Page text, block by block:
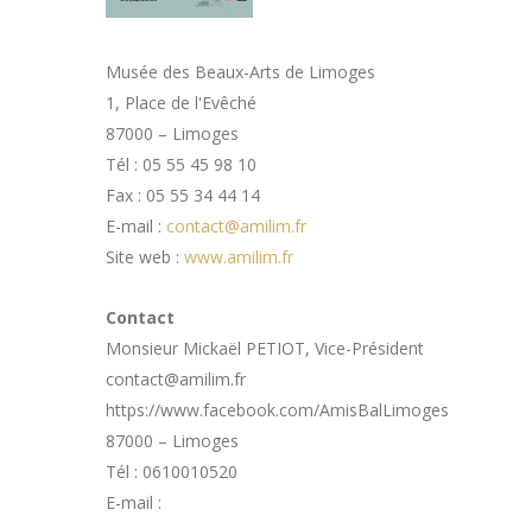
Musée des Beaux-Arts de Limoges
1, Place de l'Evêché
87000 – Limoges
Tél : 05 55 45 98 10
Fax : 05 55 34 44 14
E-mail : contact@amilim.fr
Site web : www.amilim.fr
Contact
Monsieur Mickaël PETIOT, Vice-Président
contact@amilim.fr
https://www.facebook.com/AmisBalLimoges
87000 – Limoges
Tél : 0610010520
E-mail :